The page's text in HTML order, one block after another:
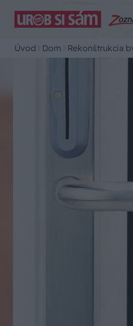
Úvod Dom Rekonštrukcia